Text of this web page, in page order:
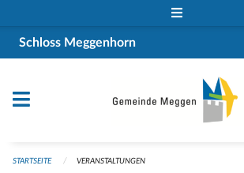
Schloss Meggenhorn
STARTSEITE VERANSTALTUNGEN